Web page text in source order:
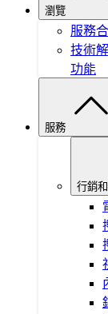
瀏覽
服務
技術
功能
服務
行銷